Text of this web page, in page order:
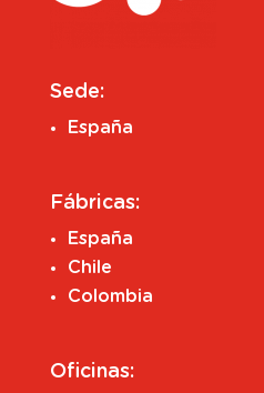
Sede:
España
Fábricas:
España
Chile
Colombia
Oficinas: